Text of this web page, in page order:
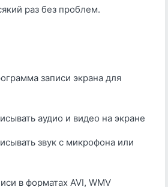
раз без проблем.
записи экрана для
аудио и видео на экране
звук с микрофона или
в форматах AVI, WMV